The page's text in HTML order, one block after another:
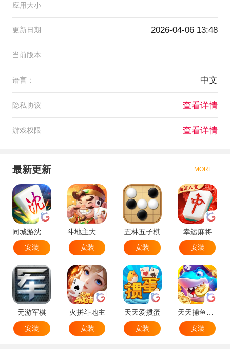
应用大小
更新日期 2026-04-06 13:48
当前版本
语言： 中文
隐私协议 查看详情
游戏权限 查看详情
最新更新 MORE +
同城游沈阳麻将
安装
安装
五林五子棋
安装
幸运麻将
安装
元游军棋
安装
火拼斗地主
安装
天天爱掼蛋
安装
安装